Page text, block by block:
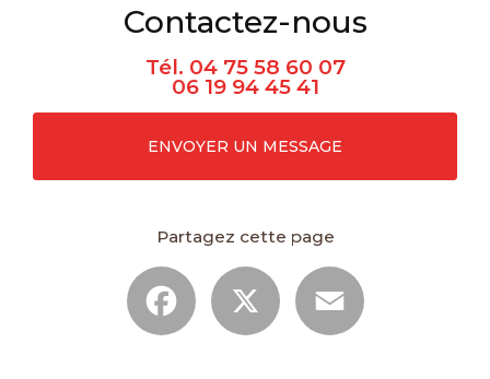
Contactez-nous
Tél. 04 75 58 60 07
06 19 94 45 41
ENVOYER UN MESSAGE
Partagez cette page
Facebook